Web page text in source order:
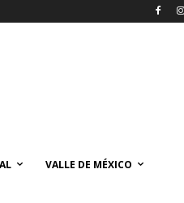
VALLE DE MÉXICO